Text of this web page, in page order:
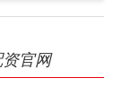
官网